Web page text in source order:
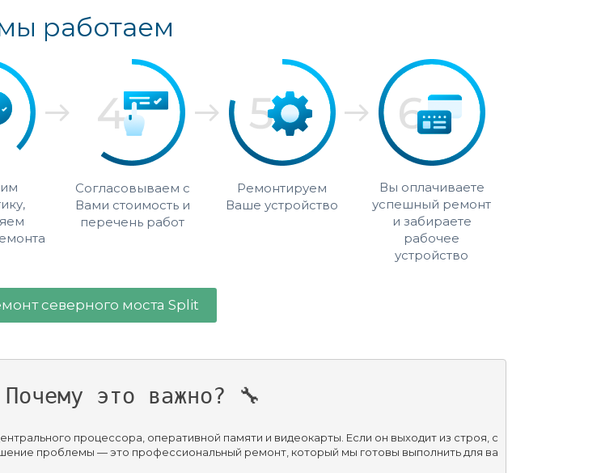
работаем
Согласовываем с
Вами стоимость и
перечень работ
Ремонтируем
Ваше устройство
Вы оплачиваете
успешный ремонт
и забираете
рабочее
устройство
северного моста Split
это важно? 🔧
процессора, оперативной памяти и видеокарты. Если он выходит из строя, с
проблемы — это профессиональный ремонт, который мы готовы выполнить для ва